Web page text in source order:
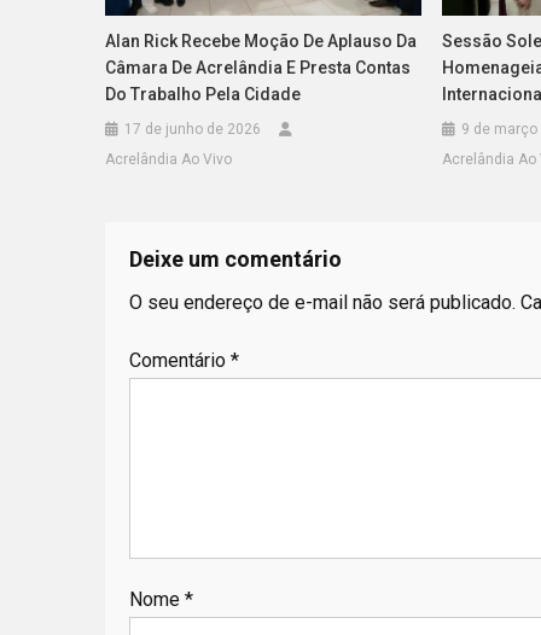
Alan Rick Recebe Moção De Aplauso Da
Câmara De Acrelândia E Presta Contas
Do Trabalho Pela Cidade
17 de junho de 2026
Acrelândia Ao Vivo
Sessão
9 de março
Acrelândia Ao
Deixe um comentário
O seu endereço de e-mail não será publicado.
Comentário *
Nome *